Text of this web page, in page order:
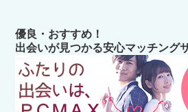
優良・おすすめ！
出会いが見つかる安心マッチング